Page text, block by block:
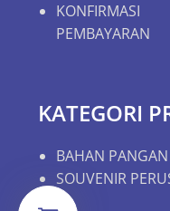
KONFIRMASI
PEMBAYARAN
KATEGORI
BAHAN
SOUVENIR